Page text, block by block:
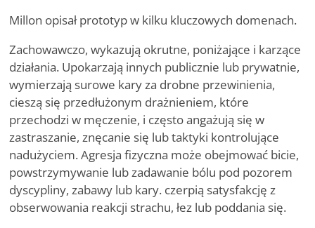
Millon opisał prototyp w kilku kluczowych domenach.
Zachowawczo, wykazują okrutne, poniżające i karzące
działania. Upokarzają innych publicznie lub prywatnie,
wymierzają surowe kary za drobne przewinienia,
cieszą się przedłużonym drażnieniem, które
przechodzi w męczenie, i często angażują się w
zastraszanie, znęcanie się lub taktyki kontrolujące
nadużyciem. Agresja fizyczna może obejmować bicie,
powstrzymywanie lub zadawanie bólu pod pozorem
dyscypliny, zabawy lub kary. czerpią satysfakcję z
obserwowania reakcji strachu, łez lub poddania się.